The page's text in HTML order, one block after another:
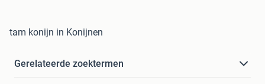
tam konijn in Konijnen
Gerelateerde zoektermen